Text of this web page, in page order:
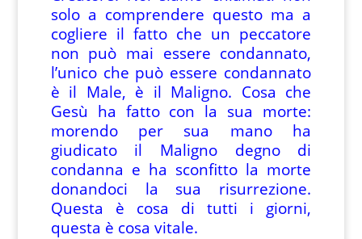
solo a comprendere questo ma a
cogliere il fatto che un peccatore
non può mai essere condannato,
l’unico che può essere condannato
è il Male, è il Maligno. Cosa che
Gesù ha fatto con la sua morte:
morendo per sua mano ha
giudicato il Maligno degno di
condanna e ha sconfitto la morte
donandoci la sua risurrezione.
Questa è cosa di tutti i giorni,
questa è cosa vitale.